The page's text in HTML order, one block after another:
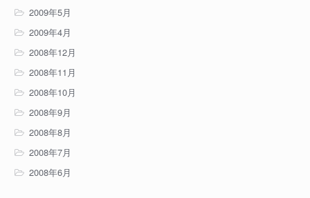
2009年5月
2009年4月
2008年12月
2008年11月
2008年10月
2008年9月
2008年8月
2008年7月
2008年6月